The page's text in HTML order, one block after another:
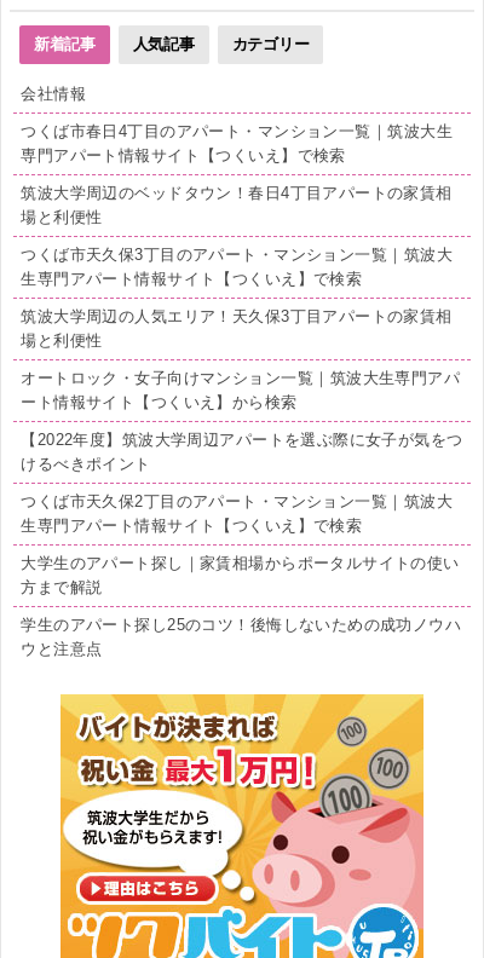
新着記事 人気記事 カテゴリー
会社情報
つくば市春日4丁目のアパート・マンション一覧｜筑波大生
専門アパート情報サイト【つくいえ】で検索
筑波大学周辺のベッドタウン！春日4丁目アパートの家賃相
場と利便性
つくば市天久保3丁目のアパート・マンション一覧｜筑波大
生専門アパート情報サイト【つくいえ】で検索
筑波大学周辺の人気エリア！天久保3丁目アパートの家賃相
場と利便性
オートロック・女子向けマンション一覧｜筑波大生専門アパ
ート情報サイト【つくいえ】から検索
【2022年度】筑波大学周辺アパートを選ぶ際に女子が気をつ
けるべきポイント
つくば市天久保2丁目のアパート・マンション一覧｜筑波大
生専門アパート情報サイト【つくいえ】で検索
大学生のアパート探し｜家賃相場からポータルサイトの使い
方まで解説
学生のアパート探し25のコツ！後悔しないための成功ノウハ
ウと注意点